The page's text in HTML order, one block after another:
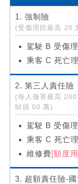
1. 強制險
(受傷理賠最高 20
駕駛 B 受傷
乘客 C 死亡
2. 第三人責任險
(每人傷害最高
財損 50 萬)
駕駛 B 受傷
乘客 C 死亡
維修費[額度
3. 超額責任險-